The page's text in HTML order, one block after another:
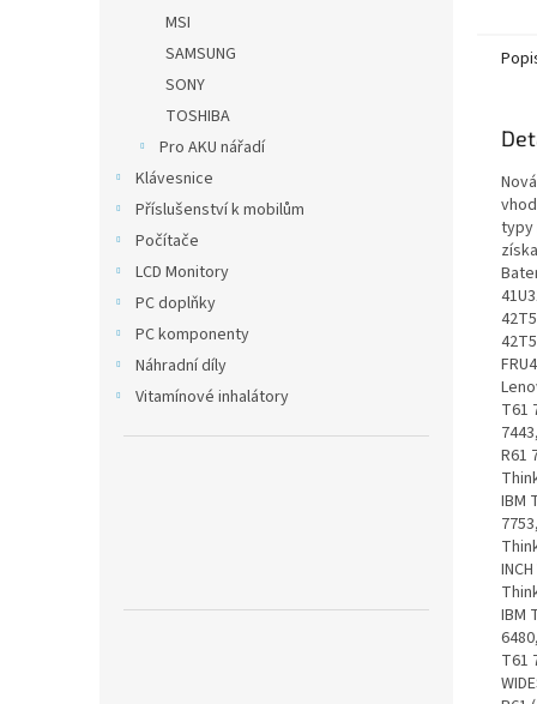
MSI
SAMSUNG
SONY
TOSHIBA
Pro AKU nářadí
Klávesnice
Příslušenství k mobilům
Počítače
LCD Monitory
PC doplňky
PC komponenty
Náhradní díly
Vitamínové inhalátory
typy
T61
R61
IBM
IBM
T61